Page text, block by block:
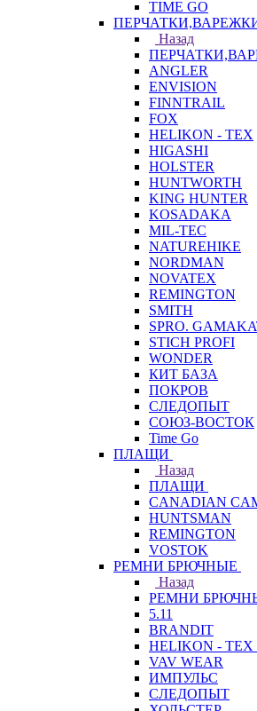
TIME GO
Назад
ANGLER
ENVISION
FINNTRAIL
FOX
HELIKON - TEX
HIGASHI
HOLSTER
HUNTWORTH
KING HUNTER
KOSADAKA
MIL-TEC
NATUREHIKE
NORDMAN
NOVATEX
REMINGTON
SMITH
SPRO.
STICH PROFI
WONDER
КИТ БАЗА
ПОКРОВ
СЛЕДОПЫТ
СОЮЗ-ВОСТОК
Time Go
ПЛАЩИ
Назад
ПЛАЩИ
CANADIAN
HUNTSMAN
REMINGTON
VOSTOK
РЕМНИ БРЮЧНЫЕ
Назад
РЕМНИ
5.11
BRANDIT
HELIKON - TEX
VAV WEAR
ИМПУЛЬС
СЛЕДОПЫТ